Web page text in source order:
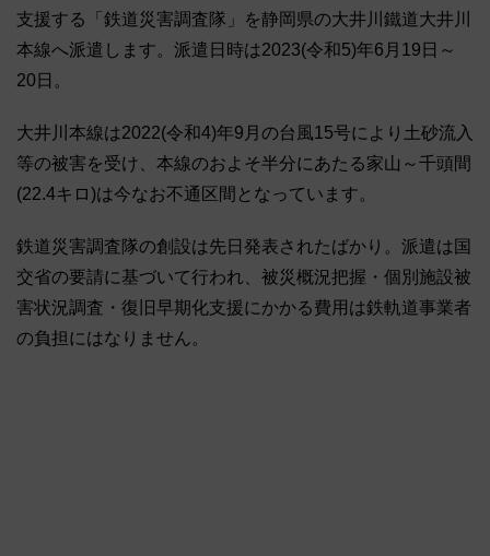
支援する「鉄道災害調査隊」を静岡県の大井川鐵道大井川
本線へ派遣します。派遣日時は2023(令和5)年6月19日～
20日。
大井川本線は2022(令和4)年9月の台風15号により土砂流入
等の被害を受け、本線のおよそ半分にあたる家山～千頭間
(22.4キロ)は今なお不通区間となっています。
鉄道災害調査隊の創設は先日発表されたばかり。派遣は国
交省の要請に基づいて行われ、被災概況把握・個別施設被
害状況調査・復旧早期化支援にかかる費用は鉄軌道事業者
の負担にはなりません。